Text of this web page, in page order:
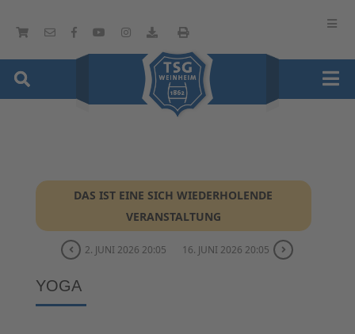
DAS IST EINE SICH WIEDERHOLENDE
VERANSTALTUNG
2. JUNI 2026 20:05 16. JUNI 2026 20:05
YOGA